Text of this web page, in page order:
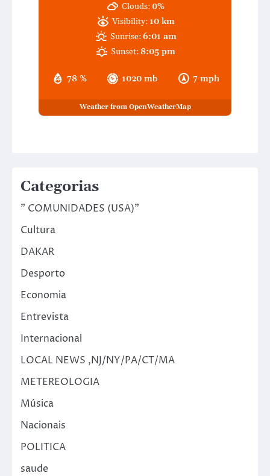
78 % 1020 mb 7 mph
Clouds:0%
Visibility: 10 km
Sunrise:6:01 am
Sunset:8:05 pm
Weather from OpenWeatherMap
Categorias
" COMUNIDADES (USA)"
Cultura
DAKAR
Desporto
Economia
Entrevista
Internacional
LOCAL NEWS ,NJ/NY/PA/CT/MA
METEREOLOGIA
Música
Nacionais
POLITICA
saude